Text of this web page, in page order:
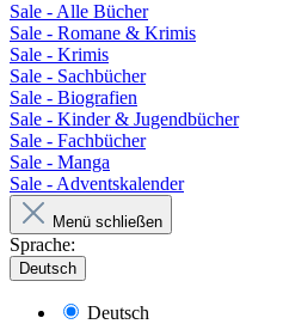
Sale - Alle Bücher
Sale - Romane & Krimis
Sale - Krimis
Sale - Sachbücher
Sale - Biografien
Sale - Kinder & Jugendbücher
Sale - Fachbücher
Sale - Manga
Sale - Adventskalender
Menü schließen
Sprache:
Deutsch
Deutsch